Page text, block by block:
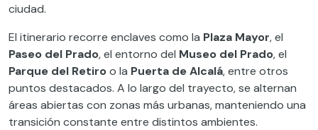
ciudad.
El itinerario recorre enclaves como la Plaza Mayor, el
Paseo del Prado, el entorno del Museo del Prado, el
Parque del Retiroo la Puerta de Alcalá, entre otros
puntos destacados. A lo largo del trayecto, se alternan
áreas abiertas con zonas más urbanas, manteniendo una
transición constante entre distintos ambientes.